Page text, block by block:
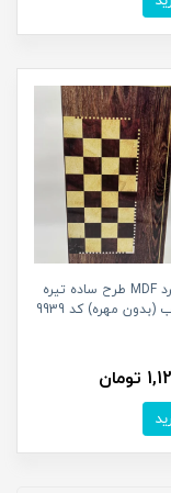
تخته نرد MDF طرح ساده تیره
مهره) کد 9939